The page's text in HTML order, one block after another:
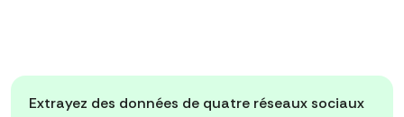
Extrayez des données de quatre réseaux sociaux